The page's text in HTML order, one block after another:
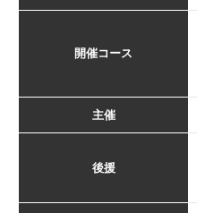
開催コース
主催
後援